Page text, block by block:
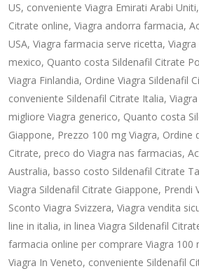
US, conveniente Viagra Emirati Arabi
Citrate online, Viagra andorra farmacia,
USA, Viagra farmacia serve ricetta,
mexico, Quanto costa Sildenafil Citrate
Viagra Finlandia, Ordine Viagra Sildenafil
conveniente Sildenafil Citrate Italia,
migliore Viagra generico, Quanto costa
Giappone, Prezzo 100 mg Viagra, Ordine
Citrate, preco do Viagra nas farmacias,
Australia, basso costo Sildenafil Citrate
Viagra Sildenafil Citrate Giappone, Prendi
Sconto Viagra Svizzera, Viagra vendita
line in italia, in linea Viagra Sildenafil
farmacia online per comprare Viagra 100
Viagra In Veneto, conveniente Sildenafil